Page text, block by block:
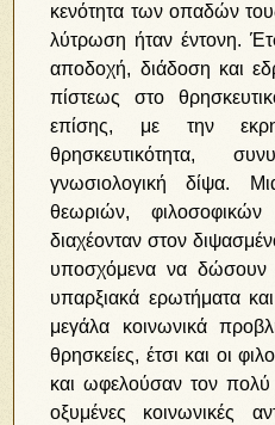
κενότητα των οπαδών
λύτρωση ήταν έντονη.
αποδοχή, διάδοση και
πίστεως στο
επίσης, με την
θρησκευτικότητα,
γνωσιολογική δίψα.
θεωριών,
διαχέονταν στον
υποσχόμενα να δώσουν
υπαρξιακά ερωτήματα
μεγάλα κοινωνικά
θρησκείες, έτσι και οι
και ωφελούσαν τον πολύ
οξυμένες κοινωνικές